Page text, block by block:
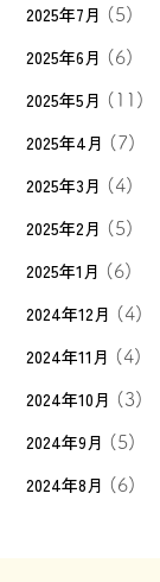
2025年7月 (5)
2025年6月 (6)
2025年5月 (11)
2025年4月 (7)
2025年3月 (4)
2025年2月 (5)
2025年1月 (6)
2024年12月 (4)
2024年11月 (4)
2024年10月 (3)
2024年9月 (5)
2024年8月 (6)